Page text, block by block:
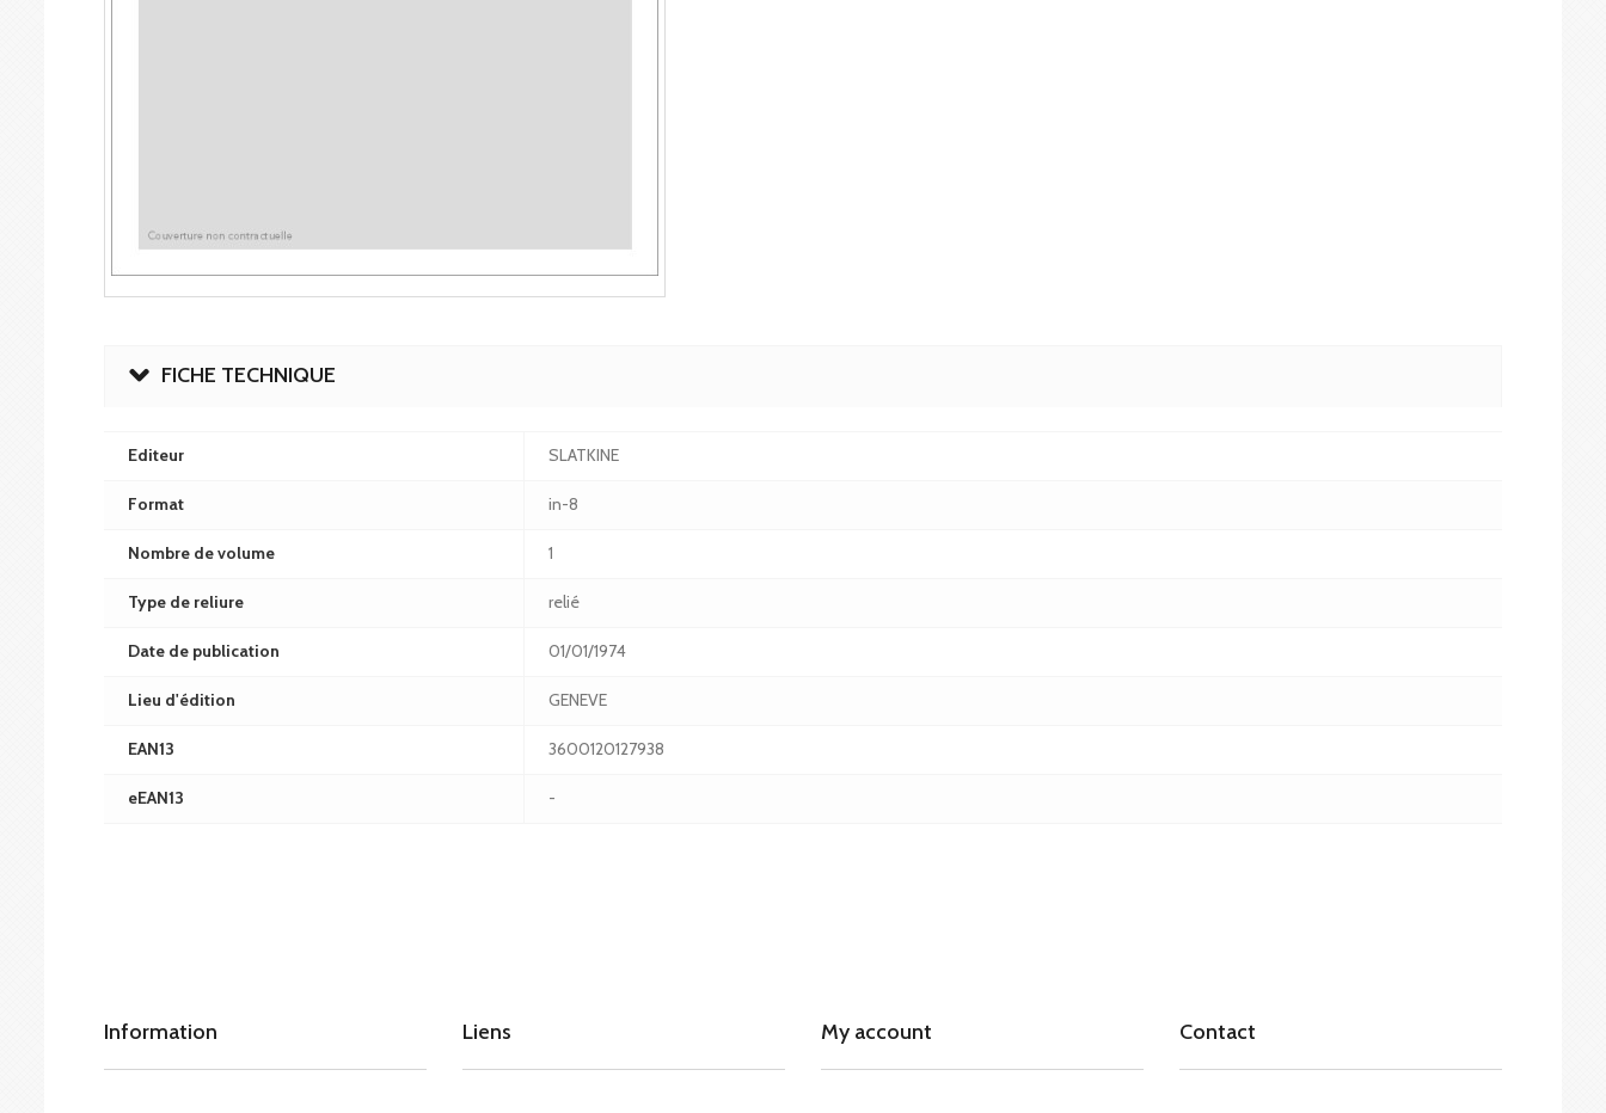
FICHE TECHNIQUE
Editeur SLATKINE
Format in-8
Nombre de volume 1
Type de reliure relié
Date de publication 01/01/1974
Lieu d'édition GENEVE
EAN13 3600120127938
eEAN13 -
Information Liens My account Contact